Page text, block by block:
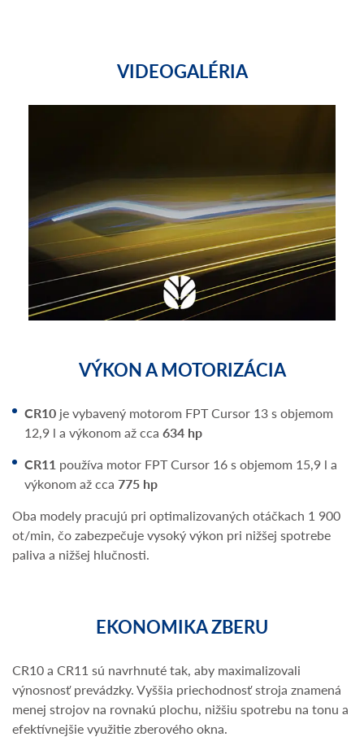
VIDEOGALÉRIA
VÝKON A MOTORIZÁCIA
CR10 je vybavený motorom FPT Cursor 13 s objemom
12,9 l a výkonom až cca 634 hp
CR11 používa motor FPT Cursor 16 s objemom 15,9 l a
výkonom až cca 775 hp
Oba modely pracujú pri optimalizovaných otáčkach 1 900
ot/min, čo zabezpečuje vysoký výkon pri nižšej spotrebe
paliva a nižšej hlučnosti.
EKONOMIKA ZBERU
CR10 a CR11 sú navrhnuté tak, aby maximalizovali
výnosnosť prevádzky. Vyššia priechodnosť stroja znamená
menej strojov na rovnakú plochu, nižšiu spotrebu na tonu a
efektívnejšie využitie zberového okna.